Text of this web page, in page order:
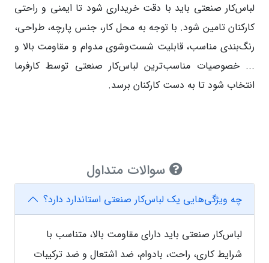
لباس‌کار صنعتی باید با دقت خریداری شود تا ایمنی و راحتی
کارکنان تامین شود. با توجه به محل کار، جنس پارچه، طراحی،
رنگ‌بندی مناسب، قابلیت شست‌و‌شوی مدوام و مقاومت بالا و
... خصوصیات مناسب‌ترین لباس‌کار صنعتی توسط کارفرما
انتخاب شود تا به دست کارکنان برسد.
سوالات متداول
چه ویژگی‌هایی یک لباس‌کار صنعتی استاندارد دارد؟
لباس‌کار صنعتی باید دارای مقاومت بالا، متناسب با
شرایط کاری، راحت، بادوام، ضد اشتعال و ضد ترکیبات